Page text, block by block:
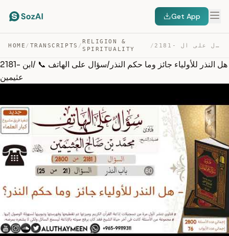
Get App
HOME / TRANSCRIPTS /
RELIGION &
SPIRITUALITY
/ 2181- هل النذر للأولياء جائز وما حكم النذر/سؤال على ال… — TRANSCRIPT
2181- هل النذر للأولياء جائز وما حكم النذر/سؤال على الهاتف 📞 /ابن
عثيمين